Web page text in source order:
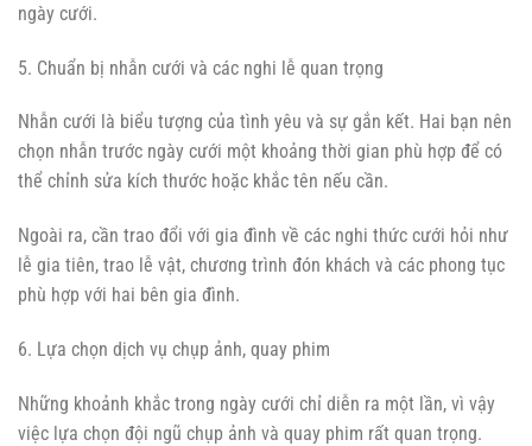
ngày cưới.
5. Chuẩn bị nhẫn cưới và các nghi lễ quan trọng
Nhẫn cưới là biểu tượng của tình yêu và sự gắn kết. Hai bạn nên
chọn nhẫn trước ngày cưới một khoảng thời gian phù hợp để có
thể chỉnh sửa kích thước hoặc khắc tên nếu cần.
Ngoài ra, cần trao đổi với gia đình về các nghi thức cưới hỏi như
lễ gia tiên, trao lễ vật, chương trình đón khách và các phong tục
phù hợp với hai bên gia đình.
6. Lựa chọn dịch vụ chụp ảnh, quay phim
Những khoảnh khắc trong ngày cưới chỉ diễn ra một lần, vì vậy
việc lựa chọn đội ngũ chụp ảnh và quay phim rất quan trọng.